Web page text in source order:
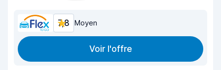
7,8 Moyen
Voir l'offre